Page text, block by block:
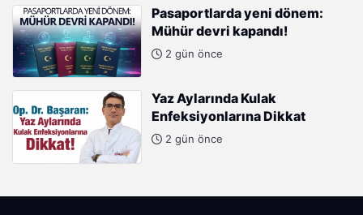
Pasaportlarda yeni dönem:
Mühür devri kapandı!
2 gün önce
Yaz Aylarında Kulak
Enfeksiyonlarına Dikkat
2 gün önce